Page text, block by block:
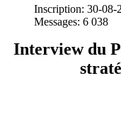
Inscription: 30-08-
Messages: 6 038
Interview du